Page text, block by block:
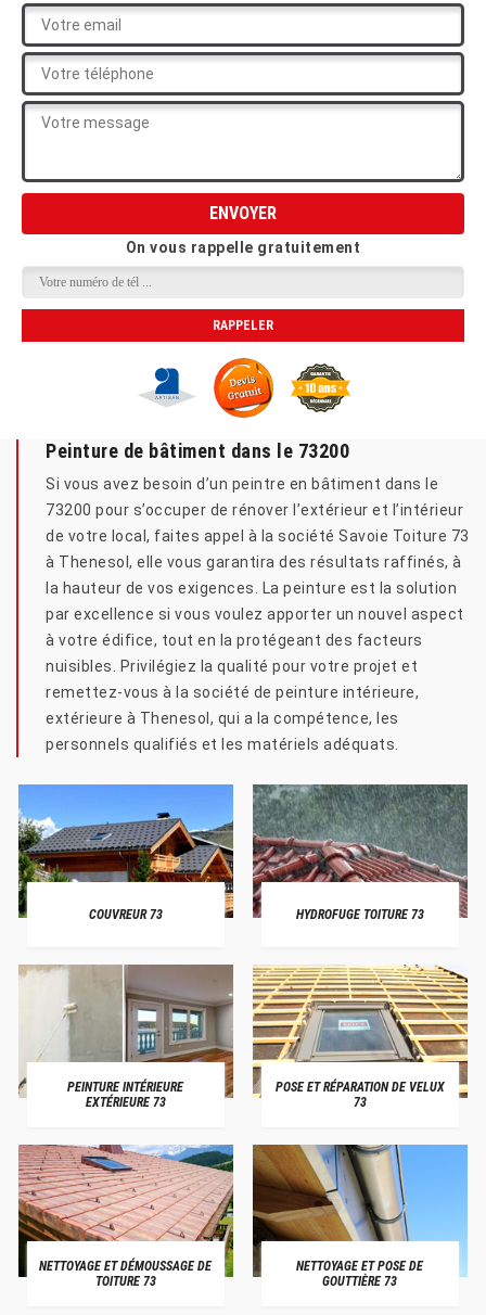
On vous rappelle gratuitement
Peinture de bâtiment dans le 73200
Si vous avez besoin d’un peintre en bâtiment dans le
73200 pour s’occuper de rénover l’extérieur et l’intérieur
de votre local, faites appel à la société Savoie Toiture 73
à Thenesol, elle vous garantira des résultats raffinés, à
la hauteur de vos exigences. La peinture est la solution
par excellence si vous voulez apporter un nouvel aspect
à votre édifice, tout en la protégeant des facteurs
nuisibles. Privilégiez la qualité pour votre projet et
remettez-vous à la société de peinture intérieure,
extérieure à Thenesol, qui a la compétence, les
personnels qualifiés et les matériels adéquats.
COUVREUR 73 HYDROFUGE TOITURE 73
PEINTURE INTÉRIEURE
EXTÉRIEURE 73
POSE ET RÉPARATION DE VELUX
73
NETTOYAGE ET DÉMOUSSAGE DE
TOITURE 73
NETTOYAGE ET POSE DE
GOUTTIÈRE 73